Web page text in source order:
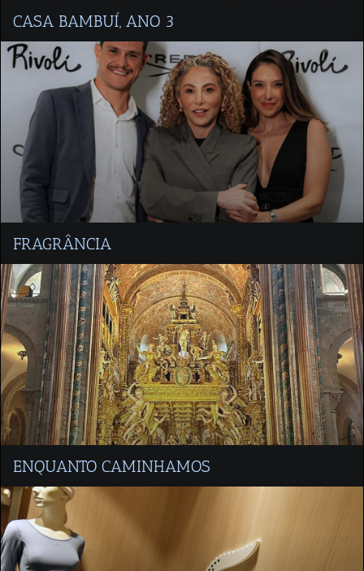
CASA BAMBUÍ, ANO 3
FRAGRÂNCIA
ENQUANTO CAMINHAMOS